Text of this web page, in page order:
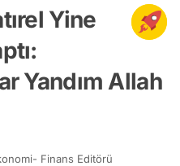
Yine
Yandım Allah
Finans Editörü